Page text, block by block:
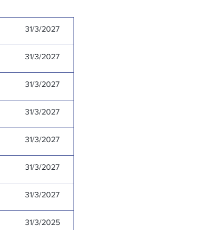
31/3/2027
31/3/2027
31/3/2027
31/3/2027
31/3/2027
31/3/2027
31/3/2027
31/3/2025